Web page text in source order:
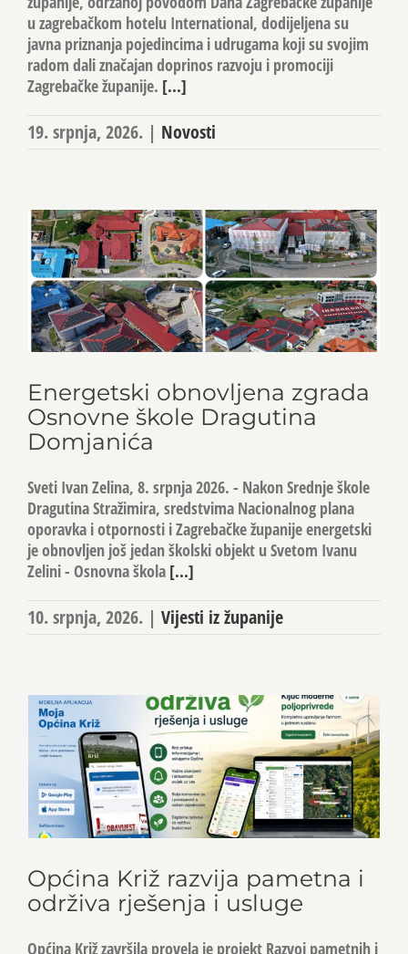
u zagrebačkom hotelu International, dodijeljena su
javna priznanja pojedincima i udrugama koji su svojim
radom dali značajan doprinos razvoju i promociji
Zagrebačke županije. [...]
19. srpnja, 2026. | Novosti
Energetski obnovljena zgrada
Osnovne škole Dragutina
Domjanića
Sveti Ivan Zelina, 8. srpnja 2026. - Nakon Srednje škole
Dragutina Stražimira, sredstvima Nacionalnog plana
oporavka i otpornosti i Zagrebačke županije energetski
je obnovljen još jedan školski objekt u Svetom Ivanu
Zelini - Osnovna škola [...]
10. srpnja, 2026. | Vijesti iz županije
Općina Križ razvija pametna i
održiva rješenja i usluge
Općina Križ završila provela je projekt Razvoj pametnih i